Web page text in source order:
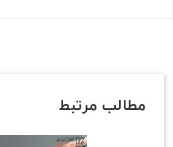
مطالب مرتبط